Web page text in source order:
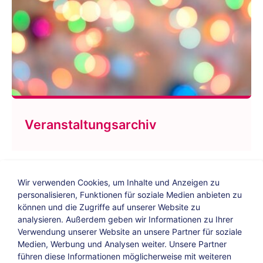
Veranstaltungsarchiv
Bildungs-Blog| Instagram| Facebook|
YouTube
Wir verwenden Cookies, um Inhalte und Anzeigen zu
personalisieren, Funktionen für soziale Medien anbieten zu
können und die Zugriffe auf unserer Website zu
analysieren. Außerdem geben wir Informationen zu Ihrer
Verwendung unserer Website an unsere Partner für soziale
Medien, Werbung und Analysen weiter. Unsere Partner
führen diese Informationen möglicherweise mit weiteren